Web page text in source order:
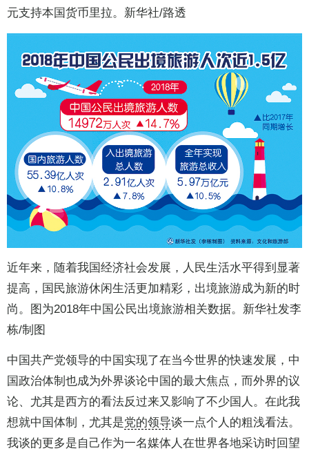
元支持本国货币里拉。新华社/路透
近年来，随着我国经济社会发展，人民生活水平得到显著
提高，国民旅游休闲生活更加精彩，出境旅游成为新的时
尚。图为2018年中国公民出境旅游相关数据。新华社发李
栋/制图
中国共产党领导的中国实现了在当今世界的快速发展，中
国政治体制也成为外界谈论中国的最大焦点，而外界的议
论、尤其是西方的看法反过来又影响了不少国人。在此我
想就中国体制，尤其是党的领导谈一点个人的粗浅看法。
我谈的更多是自己作为一名媒体人在世界各地采访时回望